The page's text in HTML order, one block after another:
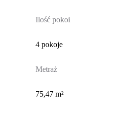
Ilość pokoi
4 pokoje
Metraż
75,47 m²